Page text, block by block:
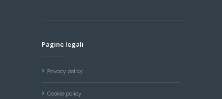
Pagine legali
Privacy policy
Cookie policy